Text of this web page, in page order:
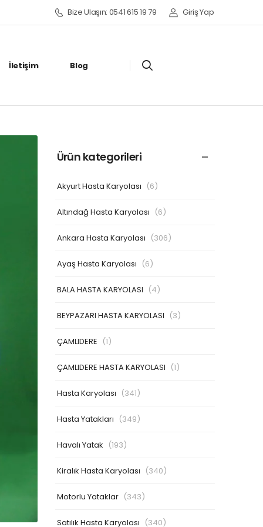
Bize Ulaşın: 0541 615 19 79 Giriş Yap
İletişim Blog
Ürün kategorileri
Akyurt Hasta Karyolası (6)
Altındağ Hasta Karyolası (6)
Ankara Hasta Karyolası (306)
Ayaş Hasta Karyolası (6)
BALA HASTA KARYOLASI (4)
BEYPAZARI HASTA KARYOLASI (3)
ÇAMLIDERE (1)
ÇAMLIDERE HASTA KARYOLASI (1)
Hasta Karyolası (341)
Hasta Yatakları (349)
Havalı Yatak (193)
Kiralık Hasta Karyolası (340)
Motorlu Yataklar (343)
Satılık Hasta Karyolası (340)